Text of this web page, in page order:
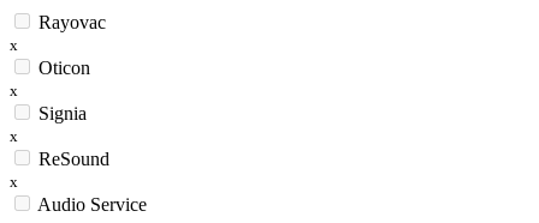
Rayovac
x
Oticon
x
Signia
x
ReSound
x
Audio Service